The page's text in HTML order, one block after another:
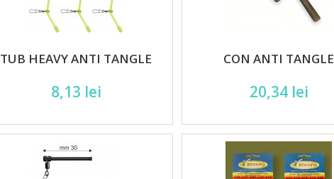
TUB HEAVY ANTI TANGLE
8,13 lei
CON ANTI TANGLE
20,34 lei